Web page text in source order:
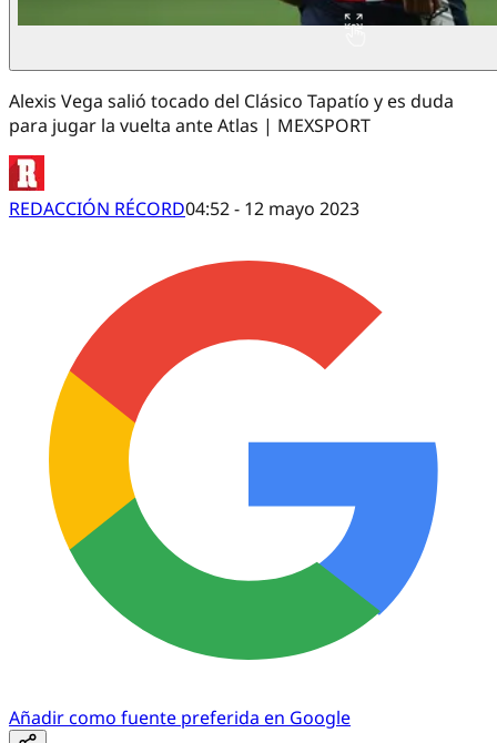
Alexis Vega salió tocado del Clásico Tapatío y es duda
para jugar la vuelta ante Atlas | MEXSPORT
REDACCIÓN RÉCORD04:52 - 12 mayo 2023
Añadir como fuente preferida en Google